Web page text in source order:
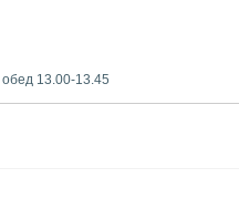
13.00-13.45